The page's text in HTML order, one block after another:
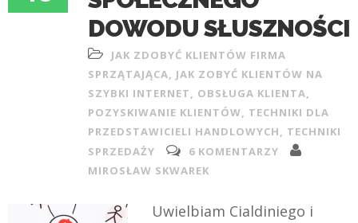
DOWODU SŁUSZNOŚCI
JAK ZDOBYĆ KLIENTÓW FIRMA
SPRZĄTAJĄCA, JAK ZOBYĆ KLIENTÓW NA
SZYBKI INTERNET, OBSŁUGA KLIENTA,
POZYSKIWANIE KLIENTÓW, TECHNIKI DLA
PRZEDSTAWICIELI HANDLOWYCH, TECHNIKI
SPRZEDAŻY
6 KOMENTARZY
MIROSŁAW SKWAREK
Uwielbiam Cialdiniego i